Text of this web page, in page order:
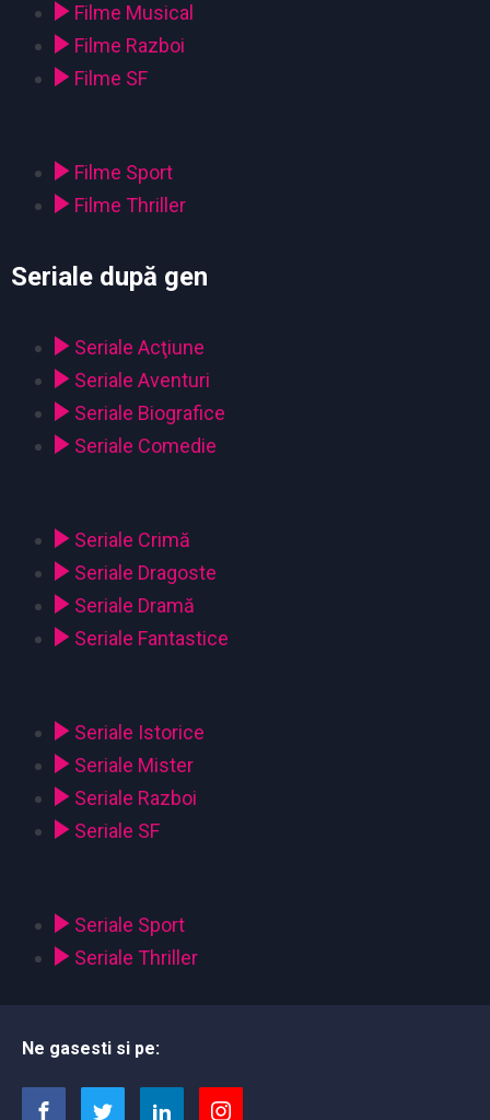
Filme Musical
Filme Razboi
Filme SF
Filme Sport
Filme Thriller
Seriale după gen
Seriale Acţiune
Seriale Aventuri
Seriale Biografice
Seriale Comedie
Seriale Crimă
Seriale Dragoste
Seriale Dramă
Seriale Fantastice
Seriale Istorice
Seriale Mister
Seriale Razboi
Seriale SF
Seriale Sport
Seriale Thriller
Ne gasesti si pe: